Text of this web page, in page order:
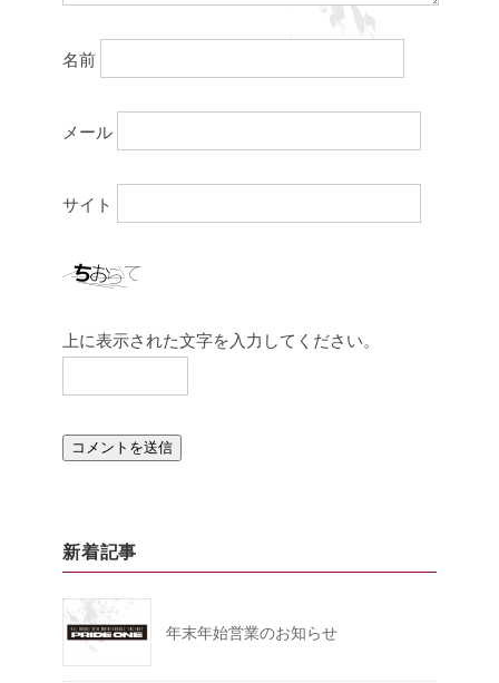
名前
メール
サイト
上に表示された文字を入力してください。
新着記事
年末年始営業のお知らせ